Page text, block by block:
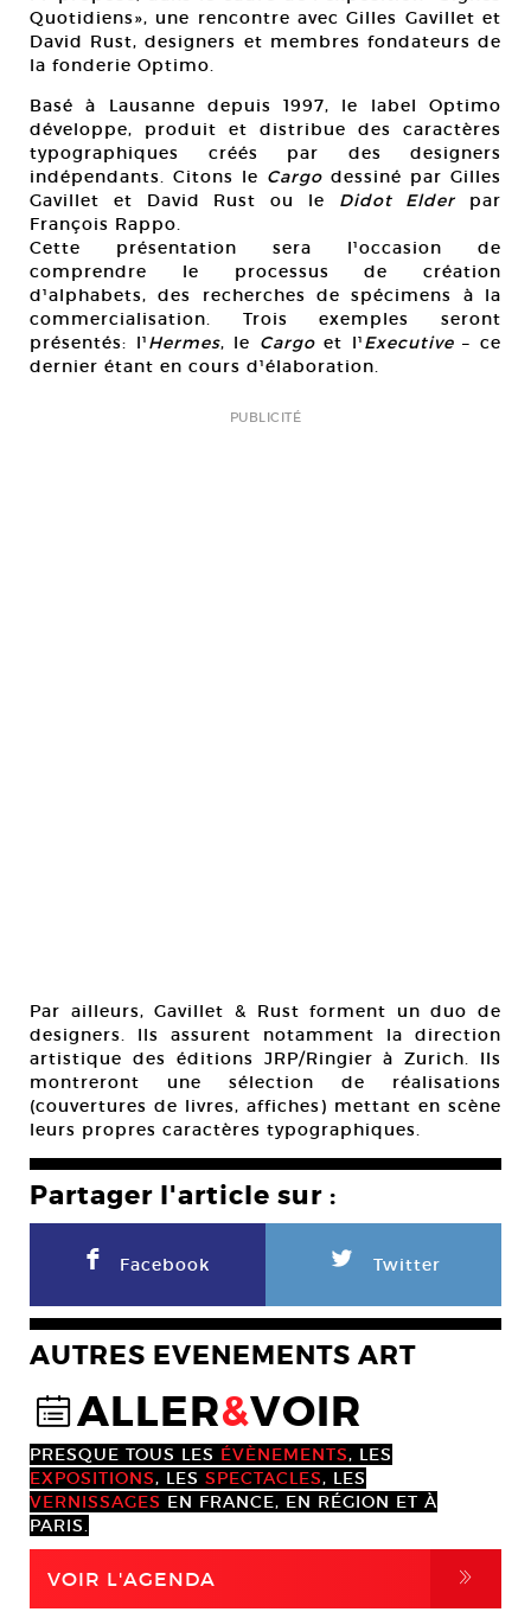
Quotidiens», une rencontre avec Gilles Gavillet et
David Rust, designers et membres fondateurs de
la fonderie Optimo.
Basé à Lausanne depuis 1997, le label Optimo
développe, produit et distribue des caractères
typographiques créés par des designers
indépendants. Citons le Cargo dessiné par Gilles
Gavillet et David Rust ou le Didot Elder par
François Rappo.
Cette présentation sera l¹occasion de
comprendre le processus de création
d¹alphabets, des recherches de spécimens à la
commercialisation. Trois exemples seront
présentés: l¹Hermes, le Cargoet l¹Executive– ce
dernier étant en cours d¹élaboration.
PUBLICITÉ
Par ailleurs, Gavillet & Rust forment un duo de
designers. Ils assurent notamment la direction
artistique des éditions JRP/Ringier à Zurich. Ils
montreront une sélection de réalisations
(couvertures de livres, affiches) mettant en scène
leurs propres caractères typographiques.
Partager l'article sur :
F Facebook L Twitter
AUTRES EVENEMENTS ART
@ALLER&VOIR
PRESQUE TOUS LES ÉVÈNEMENTS, LES
EXPOSITIONS, LES SPECTACLES, LES
VERNISSAGES EN FRANCE, EN RÉGION ET À
PARIS.
VOIR L'AGENDA ,